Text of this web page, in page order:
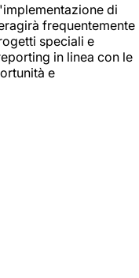
di
frequentemente
speciali e
in linea con le
e